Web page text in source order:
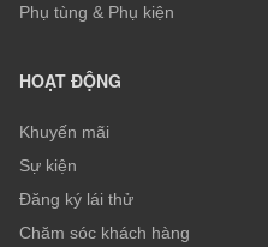
Phụ tùng & Phụ kiện
HOẠT ĐỘNG
Khuyến mãi
Sự kiện
Đăng ký lái thử
Chăm sóc khách hàng